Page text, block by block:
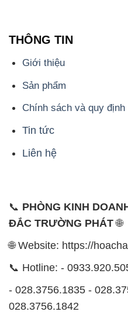
THÔNG TIN
Giới thiệu
Sản phẩm
Chính sách và quy định
Tin tức
Liên hệ
📞 PHÒNG KINH
ĐẮC TRƯỜNG PHÁT🌐
🌐 Website: https://
📞 Hotline: -
- 028.3756.1835 -
028.3756.1842